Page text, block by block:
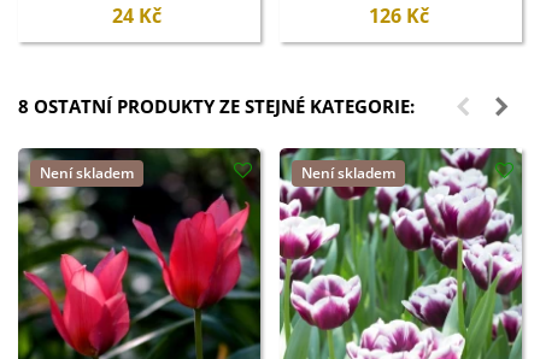
24 Kč 126 Kč
8 OSTATNÍ PRODUKTY ZE STEJNÉ KATEGORIE:
Není skladem Není skladem